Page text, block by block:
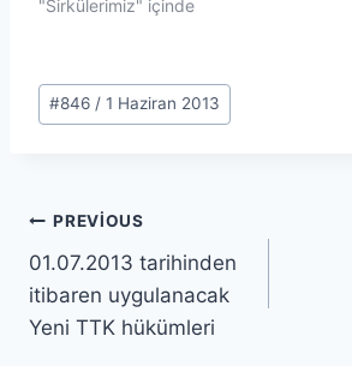
"Sirkülerimiz" içinde
Post
Tags:
#846 / 1 Haziran 2013
Yazı
gezinmesi
PREVIOUS
01.07.2013 tarihinden
itibaren uygulanacak
Yeni TTK hükümleri